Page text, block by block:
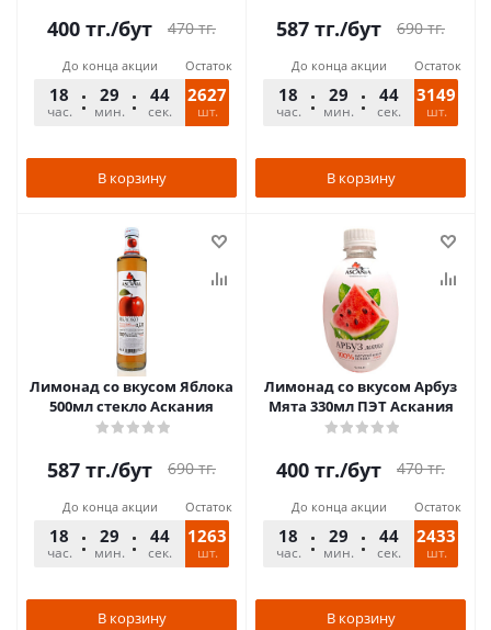
400 тг./бут 470тг.
До конца акции
18
час.
29
мин.
44
сек.
Остаток
2627
шт.
В корзину
587 тг./бут 690тг.
До конца акции
18
час.
29
мин.
44
сек.
Остаток
3149
шт.
В корзину
Лимонад со вкусом Яблока
500мл стекло Аскания
587 тг./бут 690тг.
До конца акции
18
час.
29
мин.
44
сек.
Остаток
1263
шт.
В корзину
Лимонад со вкусом Арбуз
Мята 330мл ПЭТ Аскания
400 тг./бут 470тг.
До конца акции
18
час.
29
мин.
44
сек.
Остаток
2433
шт.
В корзину